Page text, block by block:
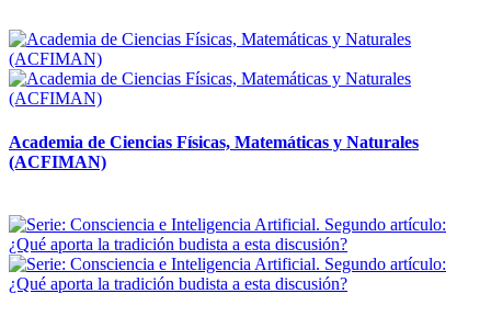
Academia de Ciencias Físicas, Matemáticas y Naturales
(ACFIMAN)